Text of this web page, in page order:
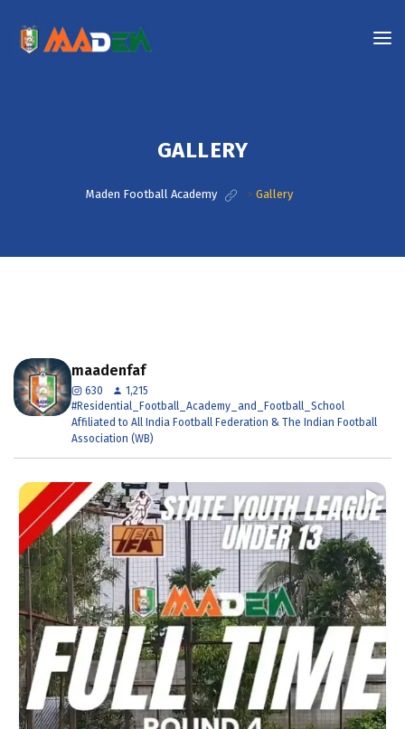
GALLERY
Maden Football Academy > Gallery
maadenfaf
630
1,215
#Residential_Football_Academy_and_Football_School
Affiliated to All India Football Federation & The Indian Football
Association (WB)
শুরুর ম্যাচে হার দিয়ে যাত্রা শুরু হলেও ছেলেরা হার...
57 4